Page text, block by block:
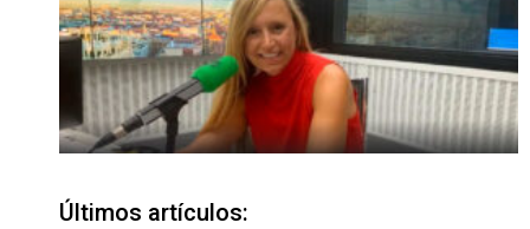
Últimos artículos: